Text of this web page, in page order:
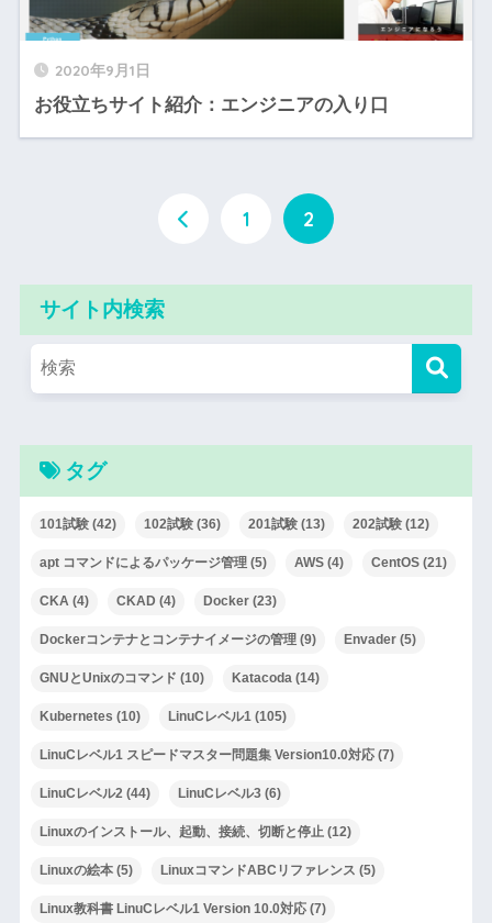
2020年9月1日
お役立ちサイト紹介：エンジニアの入り口
1 2
サイト内検索
タグ
101試験(42) 102試験(36) 201試験(13) 202試験(12)
apt コマンドによるパッケージ管理(5) AWS(4) CentOS(21)
CKA(4) CKAD (4) Docker(23)
Dockerコンテナとコンテナイメージの管理(9) Envader(5)
GNUとUnixのコマンド (10) Katacoda(14)
Kubernetes (10) LinuCレベル1(105)
LinuCレベル1 スピードマスター問題集 Version10.0対応(7)
LinuCレベル2(44) LinuCレベル3(6)
Linuxのインストール、起動、接続、切断と停止(12)
Linuxの絵本(5) LinuxコマンドABCリファレンス (5)
Linux教科書 LinuCレベル1 Version 10.0対応(7)